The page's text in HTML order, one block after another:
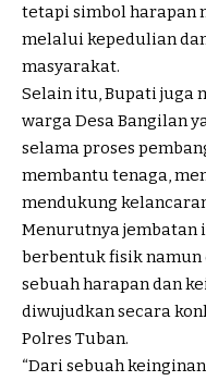
tetapi simbol harapan
melalui kepedulian
masyarakat.
Selain itu, Bupati juga
warga Desa Bangilan
selama proses
membantu tenaga,
mendukung
Menurutnya jembatan
berbentuk fisik
sebuah harapan dan
diwujudkan secara
Polres Tuban.
“Dari sebuah